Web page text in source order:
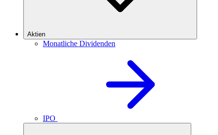
Aktien
Monatliche Dividenden
IPO